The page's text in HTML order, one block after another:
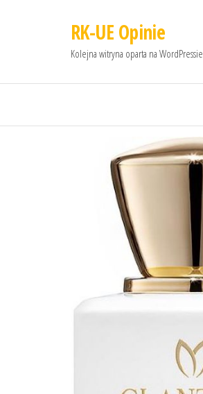
RK-UE Opinie
Kolejna witryna oparta na WordPressie